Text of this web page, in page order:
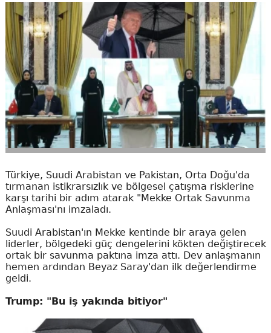
Türkiye, Suudi Arabistan ve Pakistan, Orta Doğu'da
tırmanan istikrarsızlık ve bölgesel çatışma risklerine
karşı tarihi bir adım atarak "Mekke Ortak Savunma
Anlaşması'nı imzaladı.
Suudi Arabistan'ın Mekke kentinde bir araya gelen
liderler, bölgedeki güç dengelerini kökten değiştirecek
ortak bir savunma paktına imza attı. Dev anlaşmanın
hemen ardından Beyaz Saray'dan ilk değerlendirme
geldi.
Trump: "Bu iş yakında bitiyor"